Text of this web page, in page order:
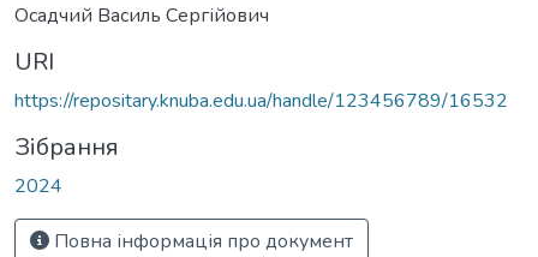
Осадчий Василь Сергійович
URI
https://repositary.knuba.edu.ua/handle/123456789/16532
Зібрання
2024
Повна інформація про документ